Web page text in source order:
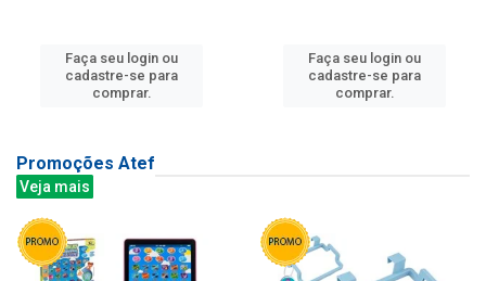
Faça seu login ou
cadastre-se para
comprar.
Faça seu login ou
cadastre-se para
comprar.
Promoções Atef
Veja mais